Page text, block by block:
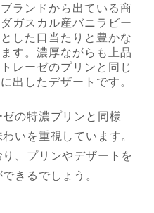
ランドから出ている商
ガスカル産バニラビー
した口当たりと豊かな
す。濃厚ながらも上品
レーゼのプリンと同じ
出したデザートです。
の特濃プリンと同様
いを重視しています。
、プリンやデザートを
きるでしょう。